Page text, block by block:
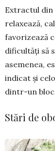
Extractul
relaxează,
favori­zează
difi­cul­tăți să
asemenea,
in­dicat și
dintr-un
Stări de